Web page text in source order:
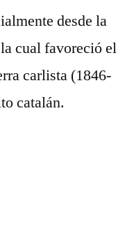
desde la
cual favoreció el
carlista (1846-
catalán.